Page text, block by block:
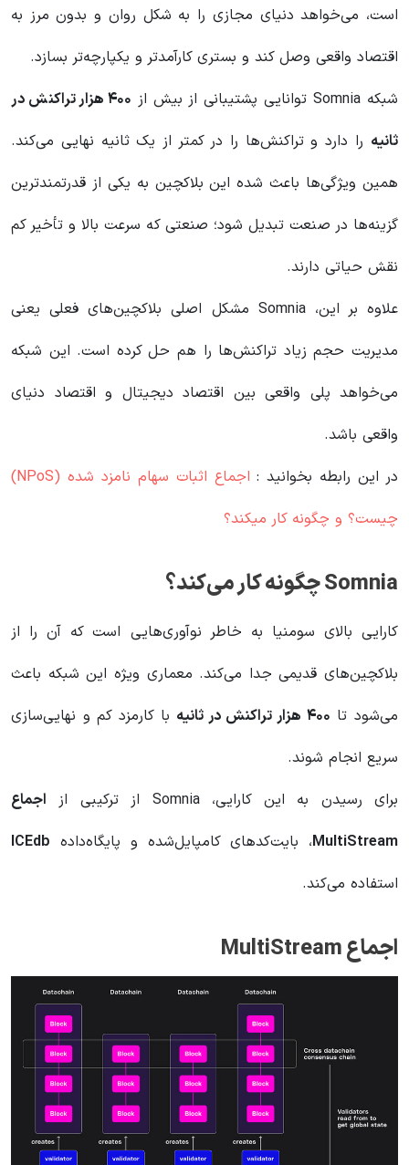
است، می‌خواهد دنیای مجازی را به شکل روان و بدون مرز به
اقتصاد واقعی وصل کند و بستری کارآمدتر و یکپارچه‌تر بسازد.
شبکه Somnia توانایی پشتیبانی از بیش از
۴۰۰ هزار تراکنش در
ثانیه را دارد و تراکنش‌ها را در کمتر از یک ثانیه نهایی می‌کند.
همین ویژگی‌ها باعث شده این بلاکچین به یکی از قدرتمندترین
گزینه‌ها در صنعت تبدیل شود؛ صنعتی که سرعت بالا و تأخیر کم
نقش حیاتی دارند.
علاوه بر این، Somnia مشکل اصلی بلاکچین‌های فعلی یعنی
مدیریت حجم زیاد تراکنش‌ها را هم حل کرده است. این شبکه
می‌خواهد پلی واقعی بین اقتصاد دیجیتال و اقتصاد دنیای
واقعی باشد.
در این رابطه بخوانید‌ :
اجماع اثبات سهام نامزد شده (NPoS)
چیست؟ و چگونه کار میکند؟
Somnia چگونه کار می‌کند؟
کارایی بالای سومنیا به خاطر نوآوری‌هایی است که آن را از
بلاکچین‌های قدیمی جدا می‌کند. معماری ویژه این شبکه باعث
می‌شود تا ۴۰۰ هزار تراکنش در ثانیه
با کارمزد کم و نهایی‌سازی
سریع انجام شوند.
برای رسیدن به این کارایی، Somnia از ترکیبی از
اجماع
MultiStream، بایت‌کدهای کامپایل‌شده و پایگاه‌داده ICEdb
استفاده می‌کند.
اجماع MultiStream